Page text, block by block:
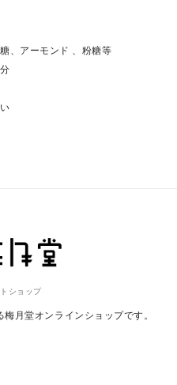
ーモンド 、粉糖等
ショップ
梅月堂オンラインショップです。